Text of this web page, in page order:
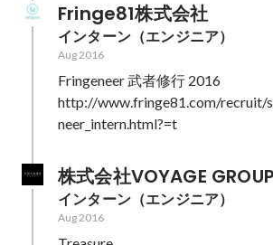
Fringe81株式会社
インターン（エンジニア）
Aug 2016
Fringeneer 武者修行 2016
http://www.fringe81.com/recruit/
neer_intern.html?=t
株式会社VOYAGE GROUP
インターン（エンジニア）
Aug 2016